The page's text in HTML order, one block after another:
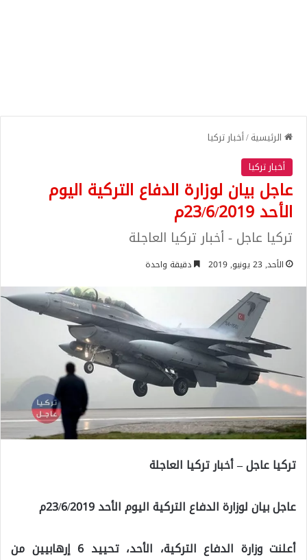
الرئيسية/أخبار تركيا
أخبار تركيا
عاجل بيان لوزارة الدفاع التركية اليوم
الأحد 23/6/2019م
تركيا عاجل - أخبار تركيا العاجلة
الأحد, 23 يونيو, 2019 دقيقة واحدة
تركيا عاجل – أخبار تركيا العاجلة
عاجل بيان لوزارة الدفاع التركية اليوم الأحد 23/6/2019م
أعلنت وزارة الدفاع التركية، الأحد، تحييد 6 إرهابيين من